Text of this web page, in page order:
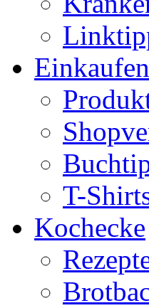
Einkaufen
T-
Kochecke